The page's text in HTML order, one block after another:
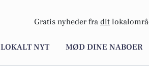
Gratis nyheder fra dit
LOKALT NYT MØD DINE NABOER